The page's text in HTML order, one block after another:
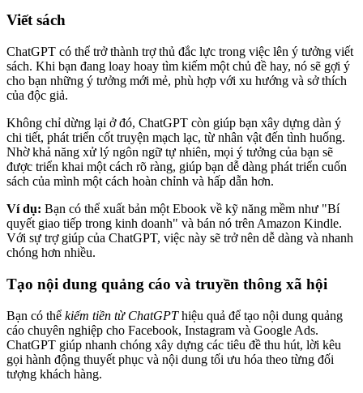
Viết sách
ChatGPT có thể trở thành trợ thủ đắc lực trong việc lên ý tưởng viết
sách. Khi bạn đang loay hoay tìm kiếm một chủ đề hay, nó sẽ gợi ý
cho bạn những ý tưởng mới mẻ, phù hợp với xu hướng và sở thích
của độc giả.
Không chỉ dừng lại ở đó, ChatGPT còn giúp bạn xây dựng dàn ý
chi tiết, phát triển cốt truyện mạch lạc, từ nhân vật đến tình huống.
Nhờ khả năng xử lý ngôn ngữ tự nhiên, mọi ý tưởng của bạn sẽ
được triển khai một cách rõ ràng, giúp bạn dễ dàng phát triển cuốn
sách của mình một cách hoàn chỉnh và hấp dẫn hơn.
Ví dụ: Bạn có thể xuất bản một Ebook về kỹ năng mềm như "Bí
quyết giao tiếp trong kinh doanh" và bán nó trên Amazon Kindle.
Với sự trợ giúp của ChatGPT, việc này sẽ trở nên dễ dàng và nhanh
chóng hơn nhiều.
Tạo nội dung quảng cáo và truyền thông xã hội
Bạn có thể kiếm tiền từ ChatGPThiệu quả để tạo nội dung quảng
cáo chuyên nghiệp cho Facebook, Instagram và Google Ads.
ChatGPT giúp nhanh chóng xây dựng các tiêu đề thu hút, lời kêu
gọi hành động thuyết phục và nội dung tối ưu hóa theo từng đối
tượng khách hàng.